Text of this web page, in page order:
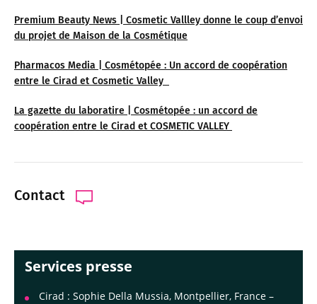
Premium Beauty News | Cosmetic Vallley donne le coup d’envoi
du projet de Maison de la Cosmétique
Pharmacos Media | Cosmétopée : Un accord de coopération
entre le Cirad et Cosmetic Valley
La gazette du laboratire | Cosmétopée : un accord de
coopération entre le Cirad et COSMETIC VALLEY
Contact
Services presse
Cirad : Sophie Della Mussia, Montpellier, France –